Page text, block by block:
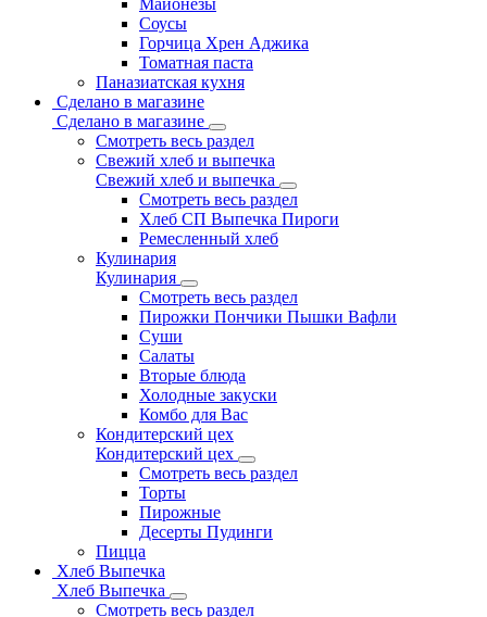
Майонезы
Соусы
Горчица Хрен Аджика
Томатная паста
Паназиатская кухня
Сделано в магазине
Сделано в магазине
Смотреть весь раздел
Свежий хлеб и выпечка
Свежий хлеб и выпечка
Смотреть весь раздел
Хлеб СП Выпечка Пироги
Ремесленный хлеб
Кулинария
Кулинария
Смотреть весь раздел
Пирожки Пончики Пышки Вафли
Суши
Салаты
Вторые блюда
Холодные закуски
Комбо для Вас
Кондитерский цех
Кондитерский цех
Смотреть весь раздел
Торты
Пирожные
Десерты Пудинги
Пицца
Хлеб Выпечка
Хлеб Выпечка
Смотреть весь раздел